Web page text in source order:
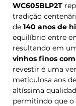
WC605BLP2T
tradição
de 140 anos de
equilíbrio entre
resultando em
vinhos finos
revestir é uma
meticulosa aos
altíssima
permitindo que